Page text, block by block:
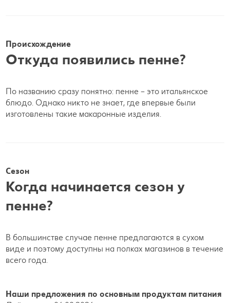
Происхождение
Откуда появились пенне?
По названию сразу понятно: пенне – это итальянское
блюдо. Однако никто не знает, где впервые были
изготовлены такие макаронные изделия.
Сезон
Когда начинается сезон у
пенне?
В большинстве случае пенне предлагаются в сухом
виде и поэтому доступны на полках магазинов в течение
всего года.
Наши предложения по основным продуктам питания